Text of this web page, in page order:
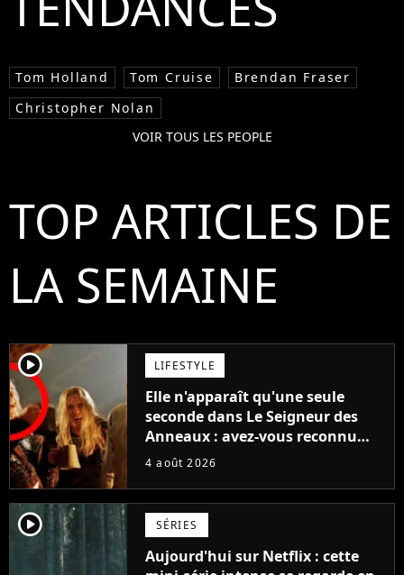
Tom Holland Tom Cruise
Brendan Fraser
Christopher Nolan
VOIR TOUS LES PEOPLE
TOP ARTICLES DE
LA SEMAINE
player2 LIFESTYLE
Elle n'apparaît qu'une seule
seconde dans Le Seigneur des
Anneaux : avez-vous reconnu
cette légende du cinéma dans la
4 août 2026
player2 SÉRIES
Aujourd'hui sur Netflix : cette